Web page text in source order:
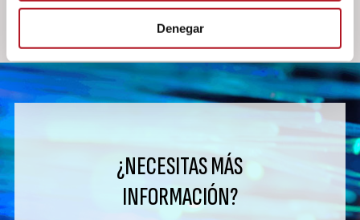
Denegar
¿NECESITAS MÁS
INFORMACIÓN?